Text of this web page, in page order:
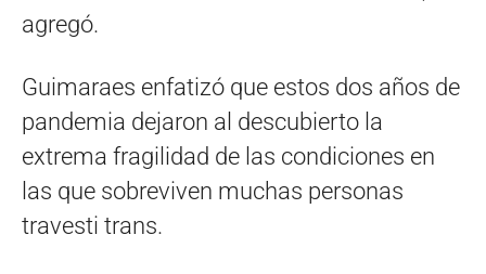
agregó.
Guimaraes enfatizó que estos dos años de
pandemia dejaron al descubierto la
extrema fragilidad de las condiciones en
las que sobreviven muchas personas
travesti trans.